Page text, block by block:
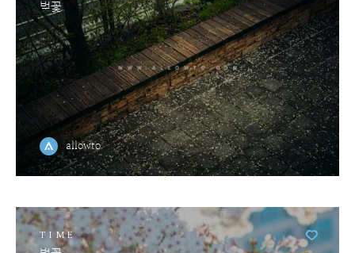
벚꽃
allowto
TIME